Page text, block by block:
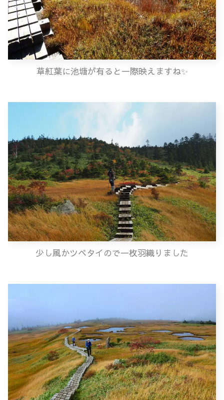
草紅葉に池塘が有ると一際映えますね✨
少し風かツベタイので一枚羽織りました